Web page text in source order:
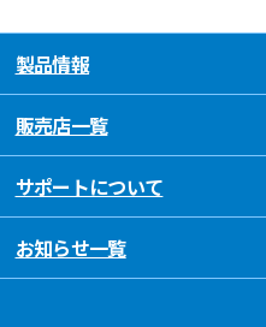
製品情報
販売店一覧
サポートについて
お知らせ一覧